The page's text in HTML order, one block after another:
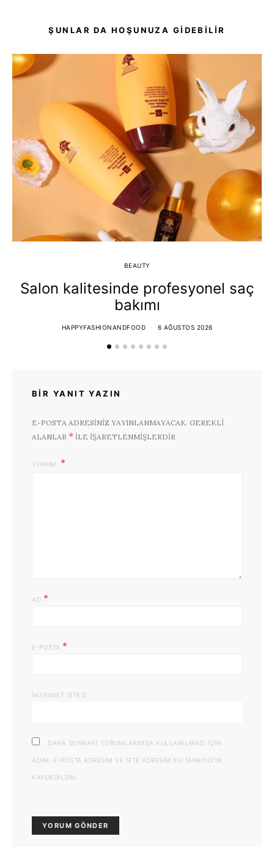
ŞUNLAR DA HOŞUNUZA GIDEBILIR
BEAUTY
Salon kalitesinde profesyonel saç
bakımı
HAPPYFASHIONANDFOOD 6 AĞUSTOS 2026
BIR YANIT YAZIN
E-POSTA ADRESINIZ YAYINLANMAYACAK. GEREKLI
ALANLAR * ILE IŞARETLENMIŞLERDIR
YORUM
AD *
E-POSTA *
İNTERNET SITESI
DAHA SONRAKI YORUMLARIMDA KULLANILMASI IÇIN
ADIM, E-POSTA ADRESIM VE SITE ADRESIM BU TARAYICIYA
KAYDEDILSIN.